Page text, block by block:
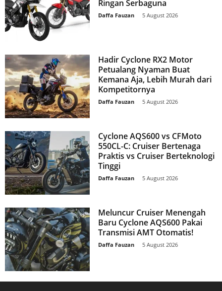
Ringan Serbaguna
Daffa Fauzan 5 August 2026
Hadir Cyclone RX2 Motor
Petualang Nyaman Buat
Kemana Aja, Lebih Murah dari
Kompetitornya
Daffa Fauzan 5 August 2026
Cyclone AQS600 vs CFMoto
550CL-C: Cruiser Bertenaga
Praktis vs Cruiser Berteknologi
Tinggi
Daffa Fauzan 5 August 2026
Meluncur Cruiser Menengah
Baru Cyclone AQS600 Pakai
Transmisi AMT Otomatis!
Daffa Fauzan 5 August 2026